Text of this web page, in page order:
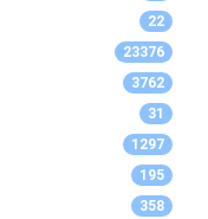
22
23376
3762
31
1297
195
358